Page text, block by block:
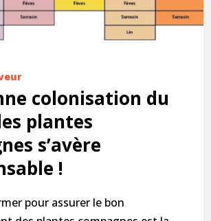
colonisation du
plantes
s’avère
!
pour assurer le bon